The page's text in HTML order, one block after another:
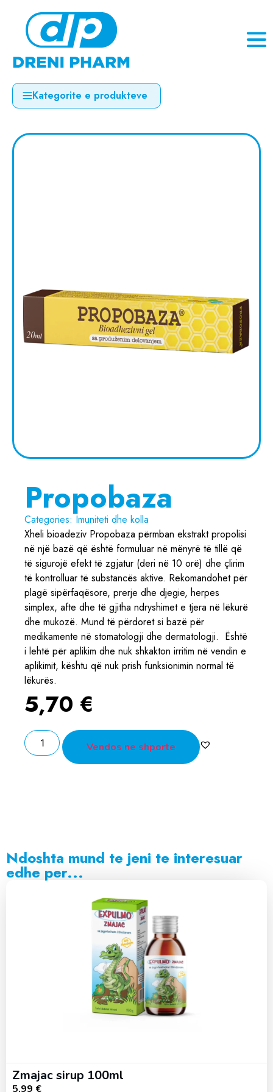
Kategorite e produkteve
Propobaza
Categories: Imuniteti dhe kolla
Xheli bioadeziv Propobaza përmban ekstrakt propolisi
në një bazë që është formuluar në mënyrë të tillë që
të sigurojë efekt të zgjatur (deri në 10 orë) dhe çlirim
të kontrolluar të substancës aktive. Rekomandohet për
plagë sipërfaqësore, prerje dhe djegie, herpes
simplex, afte dhe të gjitha ndryshimet e tjera në lëkurë
dhe mukozë. Mund të përdoret si bazë për
medikamente në stomatologji dhe dermatologji. Është
i lehtë për aplikim dhe nuk shkakton irritim në vendin e
aplikimit, kështu që nuk prish funksionimin normal të
lëkurës.
5,70 €
Vendos ne shporte
Ndoshta mund te jeni te interesuar
edhe per...
Zmajac sirup 100ml
5,99 €